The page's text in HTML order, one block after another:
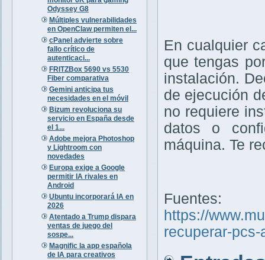
Odyssey G8
Múltiples vulnerabilidades
en OpenClaw permiten el...
cPanel advierte sobre
fallo crítico de
autenticaci...
FRITZBox 5690 vs 5530
Fiber comparativa
Gemini anticipa tus
necesidades en el móvil
Bizum revoluciona su
servicio en España desde
el 1...
Adobe mejora Photoshop
y Lightroom con
novedades
Europa exige a Google
permitir IA rivales en
Android
Ubuntu incorporará IA en
2026
Atentado a Trump dispara
ventas de juego del
sospe...
Magnific la app española
de IA para creativos
En cualquier
que tengas
instalación.
de ejecución
no requiere
datos o
máquina. Te
Fuentes:
https://
recuperar-